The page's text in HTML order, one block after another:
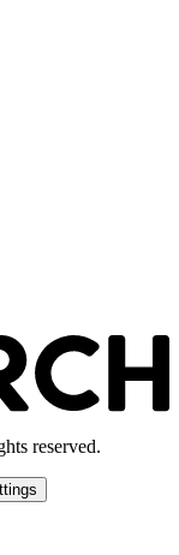
reserved.